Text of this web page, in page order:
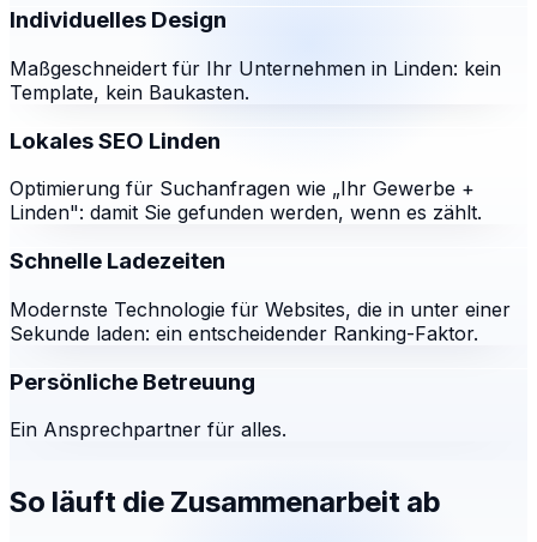
Individuelles Design
Maßgeschneidert für Ihr Unternehmen in Linden: kein
Template, kein Baukasten.
Lokales SEO Linden
Optimierung für Suchanfragen wie „Ihr Gewerbe +
Linden": damit Sie gefunden werden, wenn es zählt.
Schnelle Ladezeiten
Modernste Technologie für Websites, die in unter einer
Sekunde laden: ein entscheidender Ranking-Faktor.
Persönliche Betreuung
Ein Ansprechpartner für alles.
So läuft die Zusammenarbeit ab